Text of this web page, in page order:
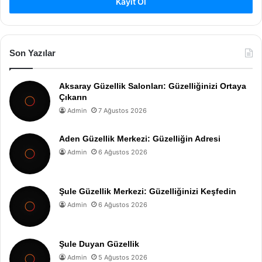
Son Yazılar
Aksaray Güzellik Salonları: Güzelliğinizi Ortaya
Çıkarın
Admin 7 Ağustos 2026
Aden Güzellik Merkezi: Güzelliğin Adresi
Admin 6 Ağustos 2026
Şule Güzellik Merkezi: Güzelliğinizi Keşfedin
Admin 6 Ağustos 2026
Şule Duyan Güzellik
Admin 5 Ağustos 2026